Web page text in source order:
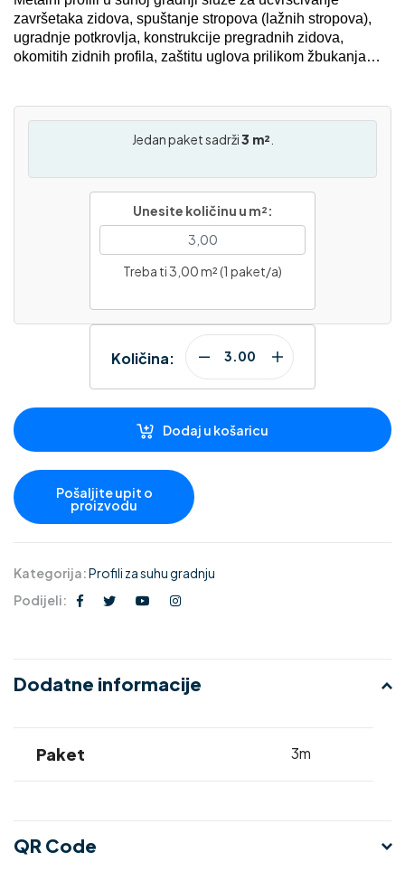
završetaka zidova, spuštanje stropova (lažnih stropova),
ugradnje potkrovlja, konstrukcije pregradnih zidova,
okomitih zidnih profila, zaštitu uglova prilikom žbukanja…
Jedan paket sadrži3 m²
Unesite količinu u m²:
Treba ti 3,00 m² (1 paket/a)
Količina:
Dodaj u košaricu
Kategorija:Profili za suhu gradnju
Podijeli:
Dodatne informacije
Paket 3m
QR Code